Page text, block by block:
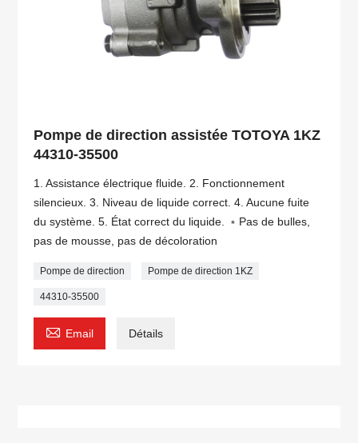
Pompe de direction assistée TOTOYA 1KZ
44310-35500
1. Assistance électrique fluide. 2. Fonctionnement
silencieux. 3. Niveau de liquide correct. 4. Aucune fuite
du système. 5. État correct du liquide. ﹡Pas de bulles,
pas de mousse, pas de décoloration
Pompe de direction Pompe de direction 1KZ
44310-35500
 Email Détails